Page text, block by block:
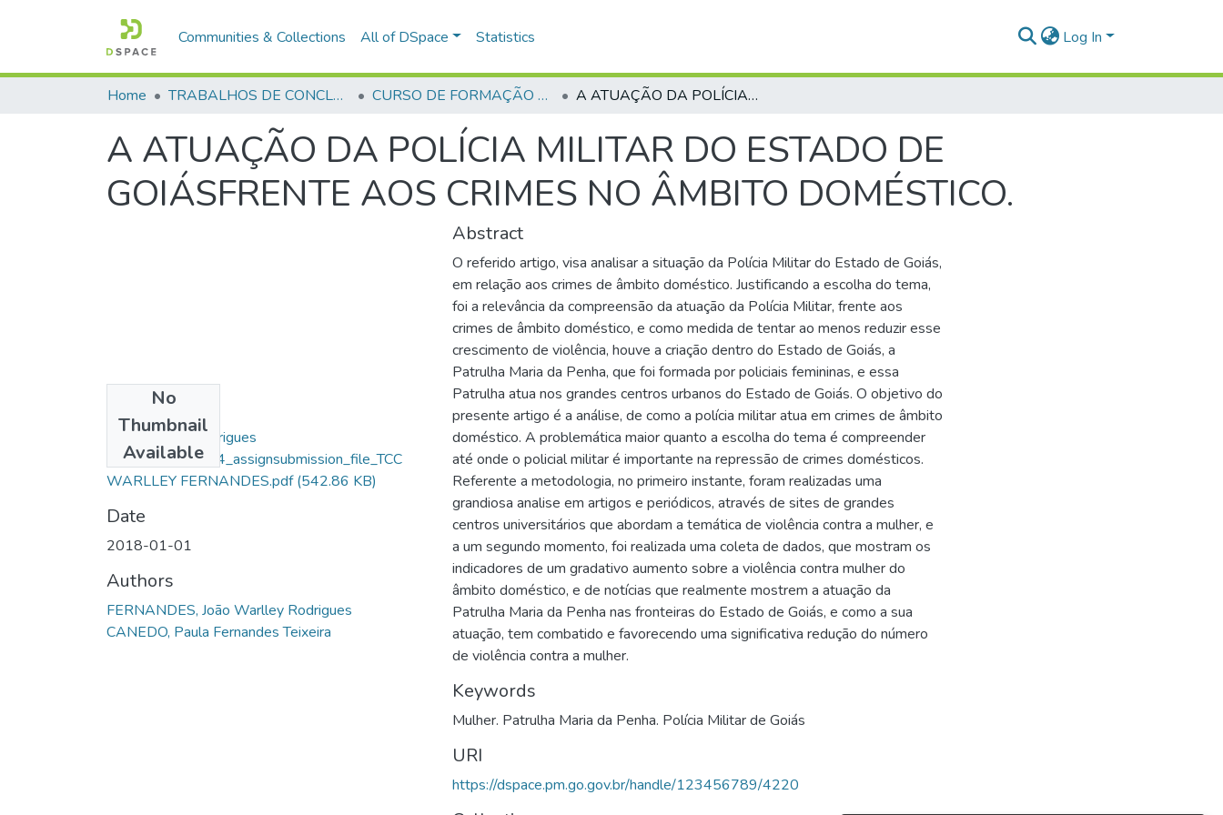
Communities & Collections All of DSpace Statistics Log In
Home TRABALHOS DE CONCLUSÃO DE CURSO - CFP (CURSO DE FORMAÇÃO DE PRAÇAS) CURSO DE FORMAÇÃO DE PRAÇAS - CFP - 2018 A ATUAÇÃO DA POLÍCIA MILITAR DO ESTADO DE GOIÁSFRENTE AOS CRIMES NO ÂMBITO DOMÉSTICO.
A ATUAÇÃO DA POLÍCIA MILITAR DO ESTADO DE
GOIÁSFRENTE AOS CRIMES NO ÂMBITO DOMÉSTICO.
No
Thumbnail
Available
João Warlley Rodrigues
Fernandes_10294_assignsubmission_file_TCC
WARLLEY FERNANDES.pdf(542.86 KB)
Date
2018-01-01
Authors
FERNANDES, João Warlley Rodrigues
CANEDO, Paula Fernandes Teixeira
Abstract
O referido artigo, visa analisar a situação da Polícia Militar do Estado de Goiás,
em relação aos crimes de âmbito doméstico. Justificando a escolha do tema,
foi a relevância da compreensão da atuação da Polícia Militar, frente aos
crimes de âmbito doméstico, e como medida de tentar ao menos reduzir esse
crescimento de violência, houve a criação dentro do Estado de Goiás, a
Patrulha Maria da Penha, que foi formada por policiais femininas, e essa
Patrulha atua nos grandes centros urbanos do Estado de Goiás. O objetivo do
presente artigo é a análise, de como a polícia militar atua em crimes de âmbito
doméstico. A problemática maior quanto a escolha do tema é compreender
até onde o policial militar é importante na repressão de crimes domésticos.
Referente a metodologia, no primeiro instante, foram realizadas uma
grandiosa analise em artigos e periódicos, através de sites de grandes
centros universitários que abordam a temática de violência contra a mulher, e
a um segundo momento, foi realizada uma coleta de dados, que mostram os
indicadores de um gradativo aumento sobre a violência contra mulher do
âmbito doméstico, e de notícias que realmente mostrem a atuação da
Patrulha Maria da Penha nas fronteiras do Estado de Goiás, e como a sua
atuação, tem combatido e favorecendo uma significativa redução do número
de violência contra a mulher.
Keywords
Mulher. Patrulha Maria da Penha. Polícia Militar de Goiás
URI
https://dspace.pm.go.gov.br/handle/123456789/4220